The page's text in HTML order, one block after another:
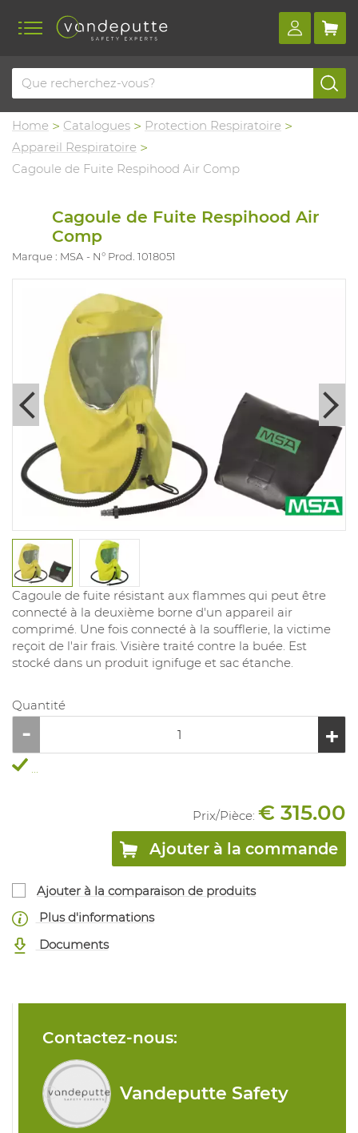
Home Catalogues
Protection Respiratoire
Appareil Respiratoire
Cagoule de Fuite Respihood Air Comp
Cagoule de Fuite Respihood Air
Comp
Marque : MSA N° Prod. 1018051
Cagoule de fuite résistant aux flammes qui peut être
connecté à la deuxième borne d'un appareil air
comprimé. Une fois connecté à la soufflerie, la victime
reçoit de l'air frais. Visière traité contre la buée. Est
stocké dans un produit ignifuge et sac étanche.
Quantité
...
Prix/Pièce: € 315.00
Ajouter à la commande
Ajouter à la comparaison de produits
Plus d'informations
Documents
Contactez-nous:
Vandeputte Safety